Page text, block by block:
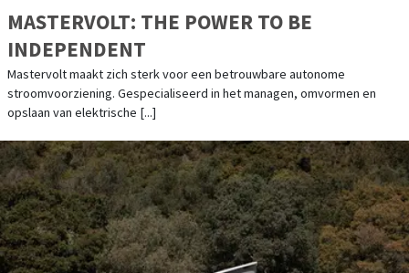
MASTERVOLT: THE POWER TO BE
INDEPENDENT
Mastervolt maakt zich sterk voor een betrouwbare autonome
stroomvoorziening. Gespecialiseerd in het managen, omvormen en
opslaan van elektrische [...]